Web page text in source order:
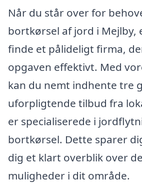
Når du står over for
bortkørsel af jord i Mejlby,
finde et pålideligt firma,
opgaven effektivt. Med
kan du nemt indhente tre
uforpligtende tilbud fra
er specialiserede i
bortkørsel. Dette sparer
dig et klart overblik over
muligheder i dit område.